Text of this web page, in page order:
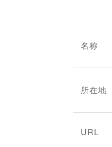
名称
所在地
URL